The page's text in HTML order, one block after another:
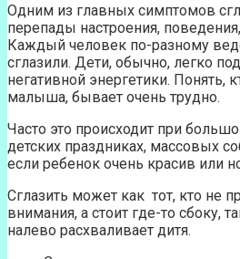
Одним из главных симптомов
перепады настроения,
Каждый человек по-разному
сглазили. Дети, обычно, легко
негативной энергетики. Понять,
малыша, бывает очень трудно.
Часто это происходит при
детских праздниках, массовых
если ребенок очень красив или
Сглазить может как тот, кто не
внимания, а стоит где-то сбоку,
налево расхваливает дитя.